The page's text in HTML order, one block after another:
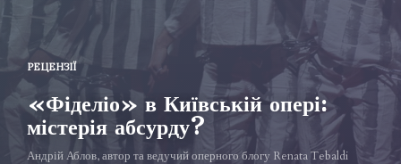
РЕЦЕНЗІЇ
«Фіделіо» в Київській опері:
містерія абсурду?
Андрій Аблов, автор та ведучий оперного блогу Renata Tebaldi